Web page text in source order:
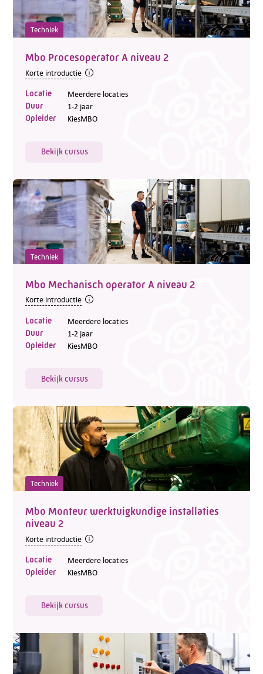
Techniek
Mbo Procesoperator A niveau 2
Korte introductie
Locatie Meerdere locaties
Duur 1-2 jaar
Opleider KiesMBO
Bekijk cursus
Techniek
Mbo Mechanisch operator A niveau 2
Korte introductie
Locatie Meerdere locaties
Duur 1-2 jaar
Opleider KiesMBO
Bekijk cursus
Techniek
Mbo Monteur werktuigkundige installaties
niveau 2
Korte introductie
Locatie Meerdere locaties
Opleider KiesMBO
Bekijk cursus